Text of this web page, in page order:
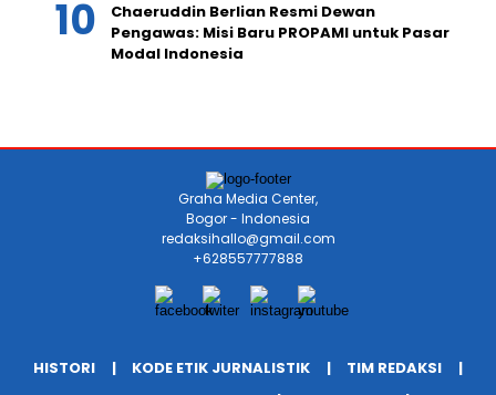
Chaeruddin Berlian Resmi Dewan
Pengawas: Misi Baru PROPAMI untuk Pasar
Modal Indonesia
Graha Media Center,
Bogor - Indonesia
redaksihallo@gmail.com
+628557777888
HISTORI KODE ETIK JURNALISTIK
TIM REDAKSI